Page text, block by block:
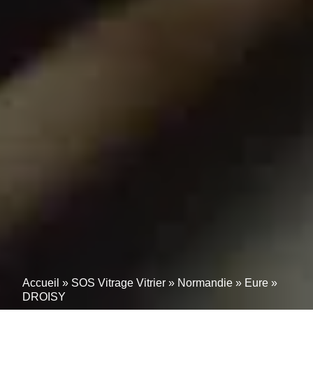
Accueil » SOS Vitrage Vitrier » Normandie » Eure »
DROISY